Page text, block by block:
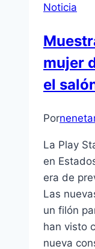
Noticia
mujer
el
Por
La Play
en
era de
Las
un filón
han visto
nueva